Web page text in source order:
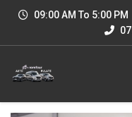
09:00 AM To 5:00 PM